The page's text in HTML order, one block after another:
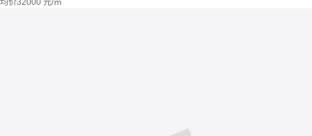
均价32000 元/㎡